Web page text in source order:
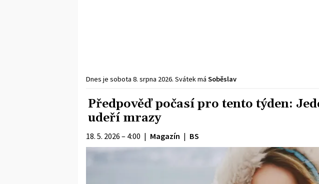
Dnes je sobota 8. srpna 2026. Svátek má Soběslav
Předpověď počasí pro tento týden:
udeří mrazy
18. 5. 2026 – 4:00 | Magazín | BS